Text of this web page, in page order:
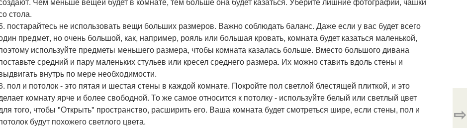
стола.
постарайтесь не использовать вещи больших размеров. Важно соблюдать баланс. Даже если у вас будет всего
предмет, но очень большой, как, например, рояль или большая кровать, комната будет казаться маленькой,
используйте предметы меньшего размера, чтобы комната казалась больше. Вместо большого дивана
средний и пару маленьких стульев или кресел среднего размера. Их можно ставить вдоль стены и
внутрь по мере необходимости.
пол и потолок - это пятая и шестая стены в каждой комнате. Покройте пол светлой блестящей плиткой, и это
комнату ярче и более свободной. То же самое относится к потолку - используйте белый или светлый цвет
того, чтобы "Открыть" пространство, расширить его. Ваша комната будет смотреться шире, если стены, пол и
будут похожего светлого цвета.
⇨